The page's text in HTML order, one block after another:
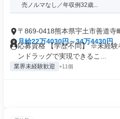
売ノルマなし／年収例32歳...
〒869-0418熊本県宇土市善道寺
月給22万4030円～34万4430円
応募資格 【学歴不問】 ※未経験
ンドラッグで実現できるこ...
業界未経験歓迎 +11個